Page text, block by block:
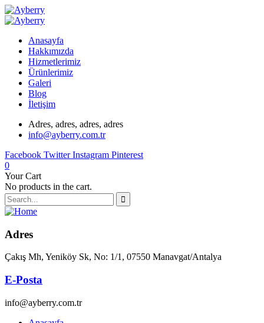
Anasayfa
Hakkımızda
Hizmetlerimiz
Ürünlerimiz
Galeri
Blog
İletişim
Adres, adres, adres, adres
info@ayberry.com.tr
Facebook Twitter Instagram Pinterest
0
Your Cart
No products in the cart.
Adres
Çakış Mh, Yeniköy Sk, No: 1/1, 07550 Manavgat/Antalya
E-Posta
info@ayberry.com.tr